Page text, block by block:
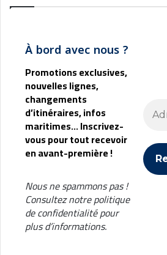
À bord avec nous ?
Promotions exclusives,
nouvelles lignes,
changements
d’itinéraires, infos
maritimes... Inscrivez-
vous pour tout recevoir
en avant-première !
Nous ne spammons pas !
Consultez notrepolitique
de confidentialitépour
plus d’informations.